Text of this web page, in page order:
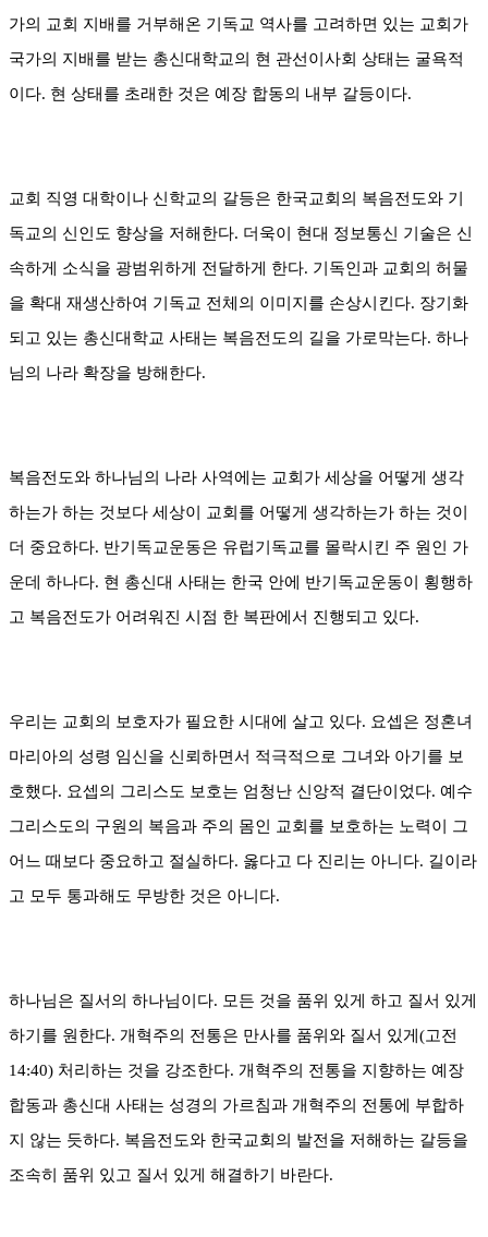
가의 교회 지배를 거부해온 기독교 역사를 고려하면 있는 교회가
국가의 지배를 받는 총신대학교의 현 관선이사회 상태는 굴욕적
이다. 현 상태를 초래한 것은 예장 합동의 내부 갈등이다.
교회 직영 대학이나 신학교의 갈등은 한국교회의 복음전도와 기
독교의 신인도 향상을 저해한다. 더욱이 현대 정보통신 기술은 신
속하게 소식을 광범위하게 전달하게 한다. 기독인과 교회의 허물
을 확대 재생산하여 기독교 전체의 이미지를 손상시킨다. 장기화
되고 있는 총신대학교 사태는 복음전도의 길을 가로막는다. 하나
님의 나라 확장을 방해한다.
복음전도와 하나님의 나라 사역에는 교회가 세상을 어떻게 생각
하는가 하는 것보다 세상이 교회를 어떻게 생각하는가 하는 것이
더 중요하다. 반기독교운동은 유럽기독교를 몰락시킨 주 원인 가
운데 하나다. 현 총신대 사태는 한국 안에 반기독교운동이 횡행하
고 복음전도가 어려워진 시점 한 복판에서 진행되고 있다.
우리는 교회의 보호자가 필요한 시대에 살고 있다. 요셉은 정혼녀
마리아의 성령 임신을 신뢰하면서 적극적으로 그녀와 아기를 보
호했다. 요셉의 그리스도 보호는 엄청난 신앙적 결단이었다. 예수
그리스도의 구원의 복음과 주의 몸인 교회를 보호하는 노력이 그
어느 때보다 중요하고 절실하다. 옳다고 다 진리는 아니다. 길이라
고 모두 통과해도 무방한 것은 아니다.
하나님은 질서의 하나님이다. 모든 것을 품위 있게 하고 질서 있게
하기를 원한다. 개혁주의 전통은 만사를 품위와 질서 있게 (고전
14:40) 처리하는 것을 강조한다. 개혁주의 전통을 지향하는 예장
합동과 총신대 사태는 성경의 가르침과 개혁주의 전통에 부합하
지 않는 듯하다. 복음전도와 한국교회의 발전을 저해하는 갈등을
조속히 품위 있고 질서 있게 해결하기 바란다.